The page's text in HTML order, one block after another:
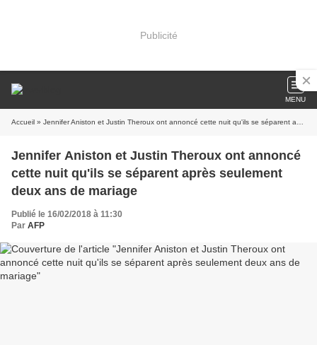
Publicité
MENU
Accueil » Jennifer Aniston et Justin Theroux ont annoncé cette nuit qu'ils se séparent après seulement deux ans de mariage
Jennifer Aniston et Justin Theroux ont annoncé
cette nuit qu'ils se séparent après seulement
deux ans de mariage
Publié le 16/02/2018 à 11:30
Par AFP